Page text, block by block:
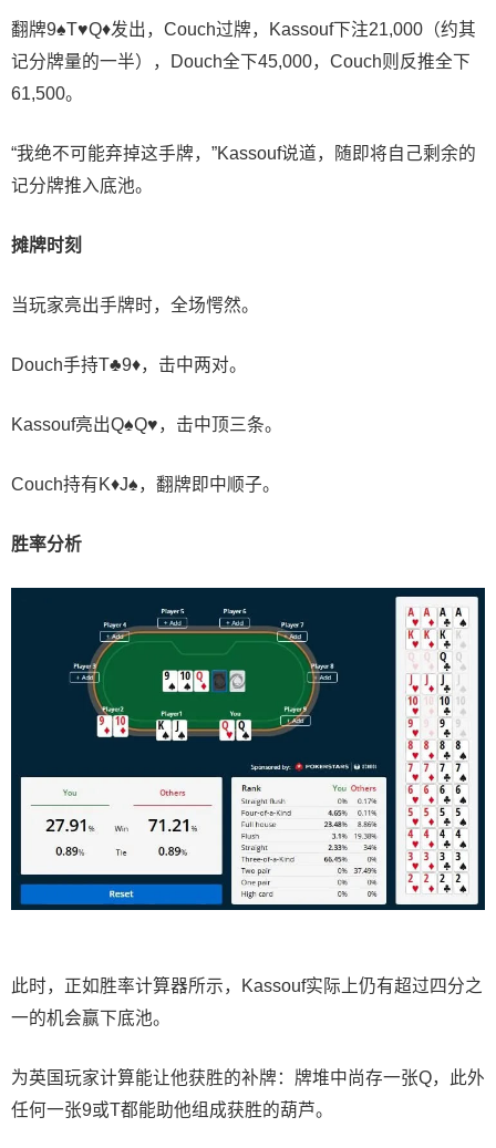
翻牌9♠T♥Q♦发出，Couch过牌，Kassouf下注21,000（约其
记分牌量的一半），Douch全下45,000，Couch则反推全下
61,500。
“我绝不可能弃掉这手牌，”Kassouf说道，随即将自己剩余的
记分牌推入底池。
摊牌时刻
当玩家亮出手牌时，全场愕然。
Douch手持T♣9♦，击中两对。
Kassouf亮出Q♠Q♥，击中顶三条。
Couch持有K♦J♠，翻牌即中顺子。
胜率分析
此时，正如胜率计算器所示，Kassouf实际上仍有超过四分之
一的机会赢下底池。
为英国玩家计算能让他获胜的补牌：牌堆中尚存一张Q，此外
任何一张9或T都能助他组成获胜的葫芦。